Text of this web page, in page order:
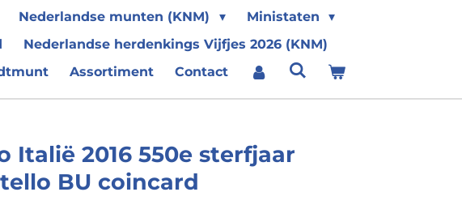
Nederlandse munten (KNM)
Ministaten
Nederlandse herdenkings Vijfjes 2026 (KNM)
Assortiment Contact
Italië 2016 550e sterfjaar
BU coincard